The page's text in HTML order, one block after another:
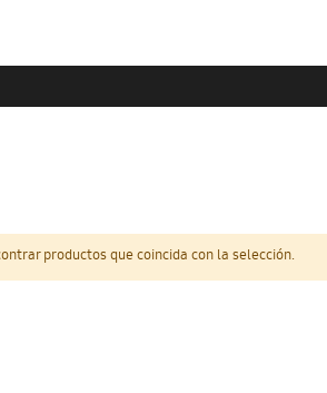
productos que coincida con la selección.